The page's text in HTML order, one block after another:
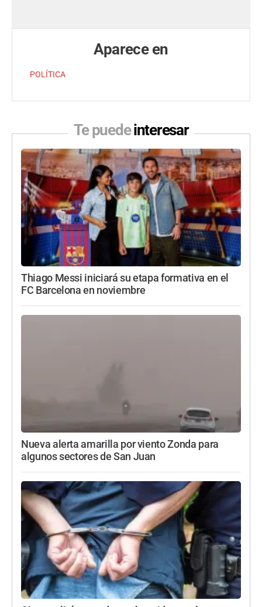
Aparece en
POLÍTICA
Te puedeinteresar
Thiago Messi iniciará su etapa formativa en el
FC Barcelona en noviembre
Nueva alerta amarilla por viento Zonda para
algunos sectores de San Juan